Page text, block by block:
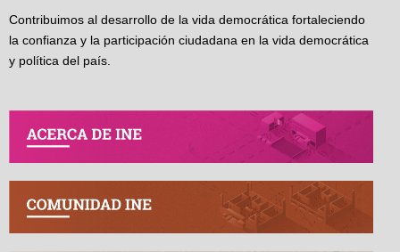
Contribuimos al desarrollo de la vida democrática fortaleciendo
la confianza y la participación ciudadana en la vida democrática
y política del país.